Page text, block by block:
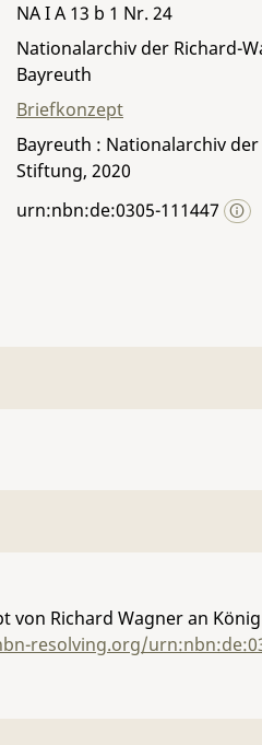
NA I A 13 b 1 Nr. 24
Nationalarchiv der Richard-
Bayreuth
Briefkonzept
Bayreuth : Nationalarchiv
Stiftung, 2020
urn:nbn:de:0305-111447
Richard Wagner an
resolving.org/